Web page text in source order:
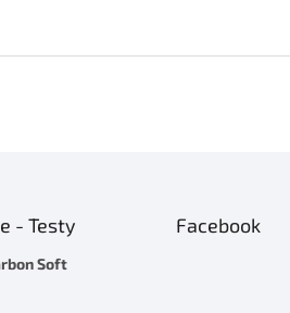
- Testy
Soft
Facebook